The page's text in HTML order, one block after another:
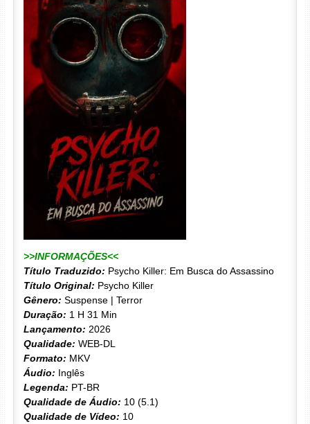
>>INFORMAÇÕES<<
Título Traduzido: Psycho Killer: Em Busca do Assassino
Título Original: Psycho Killer
Gênero: Suspense | Terror
Duração: 1 H 31 Min
Lançamento: 2026
Qualidade: WEB-DL
Formato: MKV
Áudio: Inglês
Legenda: PT-BR
Qualidade de Áudio: 10 (5.1)
Qualidade de Vídeo: 10